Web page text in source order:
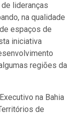
lideranças
na qualidade
espaços de
iniciativa
regiões da
na Bahia
de